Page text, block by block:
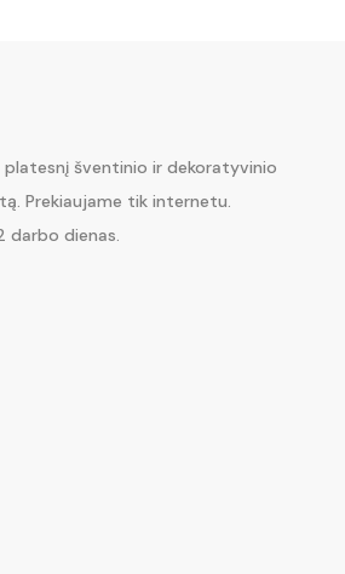
platesnį šventinio ir dekoratyvinio
Prekiaujame tik internetu.
darbo dienas.